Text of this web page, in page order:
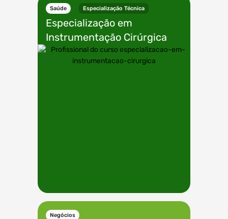
Saúde Especialização Técnica
Especialização em
Instrumentação Cirúrgica
Negócios